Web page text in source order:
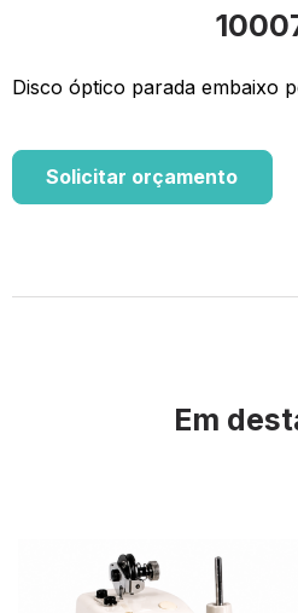
Disco óptico parada embaixo
Solicitar orçamento
Em